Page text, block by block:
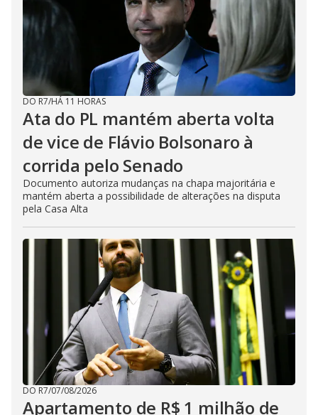
DO R7/HÁ 11 HORAS
Ata do PL mantém aberta volta
de vice de Flávio Bolsonaro à
corrida pelo Senado
Documento autoriza mudanças na chapa majoritária e
mantém aberta a possibilidade de alterações na disputa
pela Casa Alta
DO R7/07/08/2026
Apartamento de R$ 1 milhão de